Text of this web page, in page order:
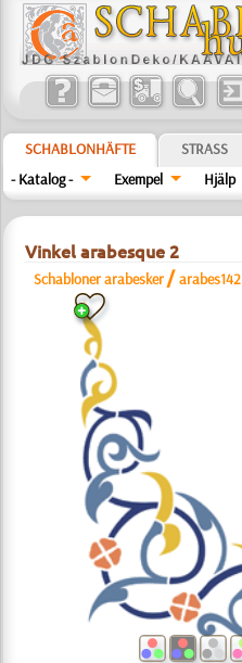
SCHABLONHÄFTE
STRASS
- Katalog -
Exempel Hjälp
Vinkel arabesque 2
Schabloner arabesker /arabes142